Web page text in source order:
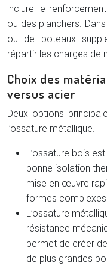
inclure le
ou des planchers.
ou de poteaux
répartir les charges de
Choix des
versus acier
Deux options
l’ossature métallique.
L’ossature bois
bonne isolation
mise en œuvre
formes
L’ossature
résistance
permet de créer
de plus grandes